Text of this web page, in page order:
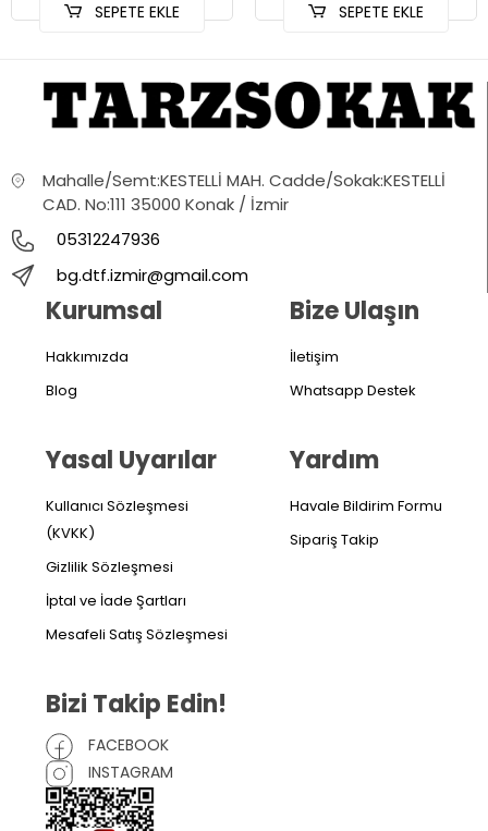
SEPETE EKLE SEPETE EKLE
Mahalle/Semt:KESTELLİ MAH. Cadde/Sokak:KESTELLİ
CAD. No:111 35000 Konak / İzmir
05312247936
bg.dtf.izmir@gmail.com
Kurumsal
Hakkımızda
Blog
Yasal Uyarılar
Kullanıcı Sözleşmesi
(KVKK)
Gizlilik Sözleşmesi
İptal ve İade Şartları
Mesafeli Satış Sözleşmesi
Bize Ulaşın
İletişim
Whatsapp Destek
Yardım
Havale Bildirim Formu
Sipariş Takip
Bizi Takip Edin!
FACEBOOK
INSTAGRAM